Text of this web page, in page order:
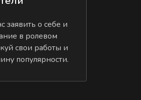
заявить о себе и
в ролевом
свои работы и
популярности.